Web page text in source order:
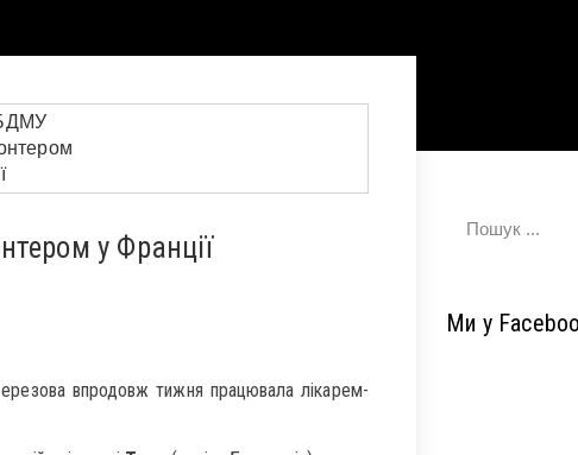
у Франції
впродовж тижня працювала лікарем-
Ми у